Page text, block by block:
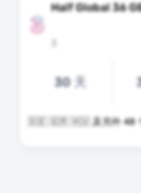
Half Global 36
30 天
🇩🇪 🇬🇷 🇭🇺 及另